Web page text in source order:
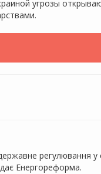
угрозы
регулювання
Енергореформа.